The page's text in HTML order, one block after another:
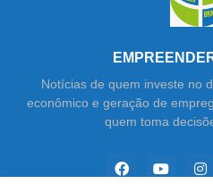
Notícias de quem investe no
econômico e geração de
quem toma